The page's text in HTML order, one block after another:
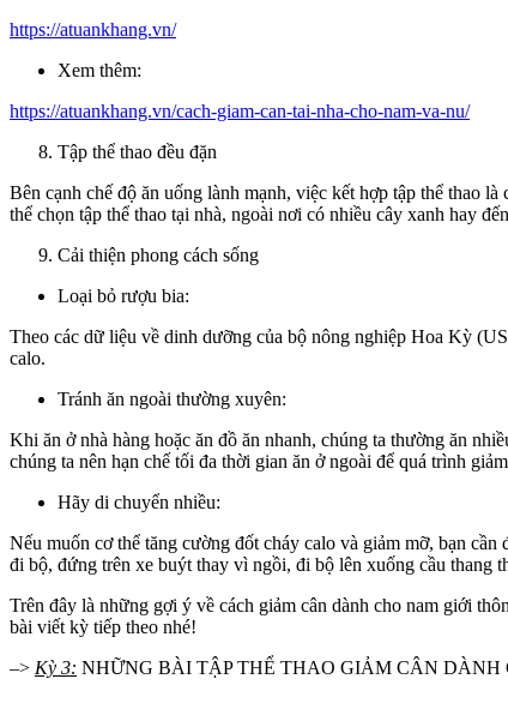
https://atuankhang.vn/
Xem thêm:
https://atuankhang.vn/cach-giam-can-tai-nha-cho-nam-va-nu/
Tập thể thao đều đặn
Bên cạnh chế độ ăn uống lành mạnh, việc kết hợp tập thể thao
thể chọn tập thể thao tại nhà, ngoài nơi có nhiều cây xanh hay
Cải thiện phong cách sống
Loại bỏ rượu bia:
Theo các dữ liệu về dinh dưỡng của bộ nông nghiệp Hoa Kỳ
calo.
Tránh ăn ngoài thường xuyên:
Khi ăn ở nhà hàng hoặc ăn đồ ăn nhanh, chúng ta thường ăn
chúng ta nên hạn chế tối đa thời gian ăn ở ngoài để quá trình
Hãy di chuyển nhiều:
Nếu muốn cơ thể tăng cường đốt cháy calo và giảm mỡ, bạn
đi bộ, đứng trên xe buýt thay vì ngồi, đi bộ lên xuống cầu
Trên đây là những gợi ý về cách giảm cân dành cho nam giới
bài viết kỳ tiếp theo nhé!
–> Kỳ 3: NHỮNG BÀI TẬP THỂ THAO GIẢM CÂN DÀNH